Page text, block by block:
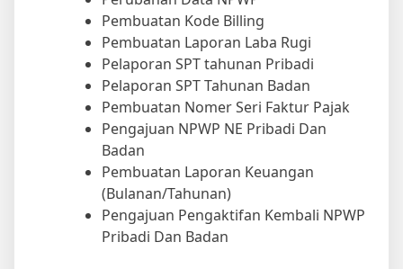
Pembuatan Kode Billing
Pembuatan Laporan Laba Rugi
Pelaporan SPT tahunan Pribadi
Pelaporan SPT Tahunan Badan
Pembuatan Nomer Seri Faktur Pajak
Pengajuan NPWP NE Pribadi Dan
Badan
Pembuatan Laporan Keuangan
(Bulanan/Tahunan)
Pengajuan Pengaktifan Kembali NPWP
Pribadi Dan Badan